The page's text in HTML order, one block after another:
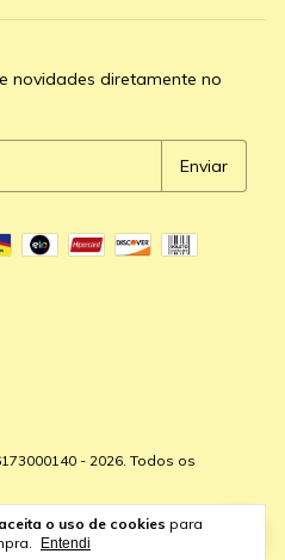
o uso de cookies para
Entendi
novidades diretamente no
- 2026. Todos os